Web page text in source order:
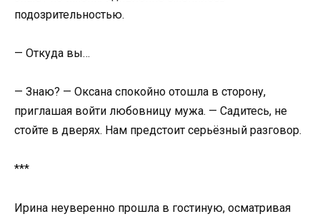
подозрительностью.
— Откуда вы…
— Знаю? — Оксана спокойно отошла в сторону,
приглашая войти любовницу мужа. — Садитесь, не
стойте в дверях. Нам предстоит серьёзный разговор.
***
Ирина неуверенно прошла в гостиную, осматривая